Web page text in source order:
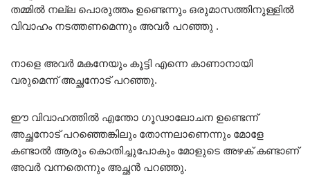
തമ്മിൽ നല്ല പൊരുത്തം ഉണ്ടെന്നും ഒരുമാസത്തിനുള്ളിൽ
വിവാഹം നടത്തണമെന്നും അവർ പറഞ്ഞു .
നാളെ അവർ മകനേയും കൂട്ടി എന്നെ കാണാനായി
വരുമെന്ന് അച്ഛനോട് പറഞ്ഞു.
ഈ വിവാഹത്തിൽ എന്തോ ഗൂഢാലോചന ഉണ്ടെന്ന്
അച്ഛനോട് പറഞ്ഞെങ്കിലും തോന്നലാണെന്നും മോളേ
കണ്ടാൽ ആരും കൊതിച്ചുപോകും മോളുടെ അഴക് കണ്ടാണ്
അവർ വന്നതെന്നും അച്ഛൻ പറഞ്ഞു.